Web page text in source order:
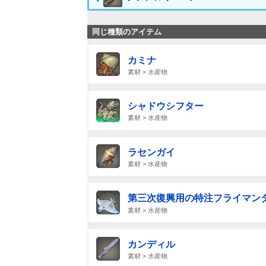
同じ種類のアイテム
カミナ
素材 > 水産物
シャドウシフター
素材 > 水産物
ラセンガイ
素材 > 水産物
第三次復興用の特注フライマン
素材 > 水産物
カンディル
素材 > 水産物